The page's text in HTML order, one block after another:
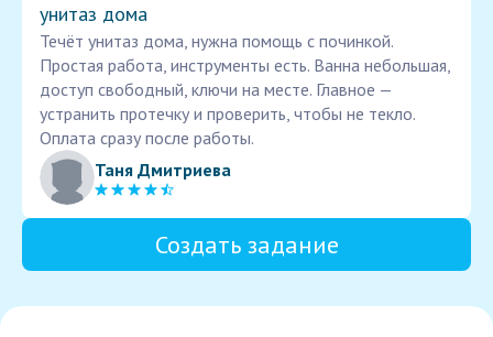
унитаз дома
Течёт унитаз дома, нужна помощь с починкой.
Простая работа, инструменты есть. Ванна небольшая,
доступ свободный, ключи на месте. Главное —
устранить протечку и проверить, чтобы не текло.
Оплата сразу после работы.
Таня Дмитриева
Создать задание